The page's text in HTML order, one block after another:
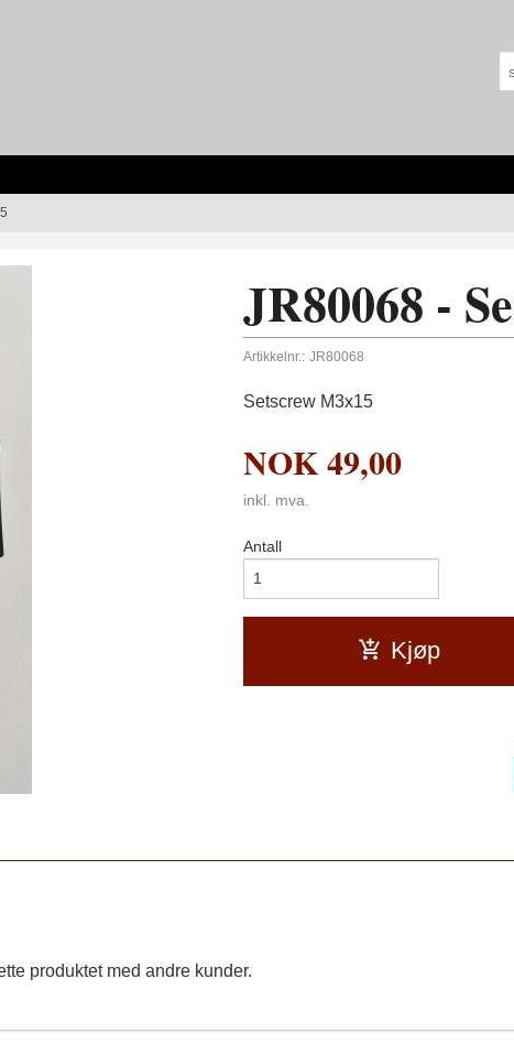
JR80068 -
Artikkelnr.: JR80068
Setscrew M3x15
NOK49,00
inkl. mva.
Antall
Kjøp
produktet med andre kunder.